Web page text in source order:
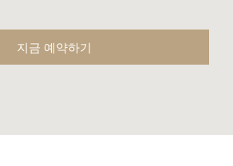
지금 예약하기